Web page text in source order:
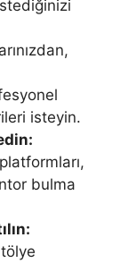
isteyin.
bulma